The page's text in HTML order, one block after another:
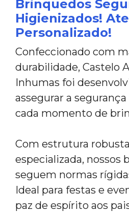
Brinquedos
Higienizados!
Personalizado!
Confeccionado com
durabilidade, Castelo
Inhumas foi
assegurar a
cada momento de
Com estrutura
especializada, nossos
seguem normas
Ideal para festas e
paz de espírito aos